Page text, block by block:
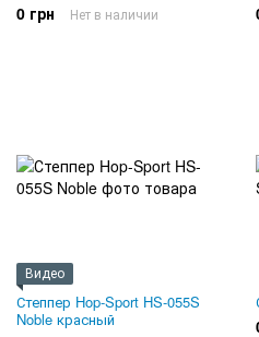
0 грн Нет в наличии
Видео
Степпер Hop-Sport HS-055S
Noble красный